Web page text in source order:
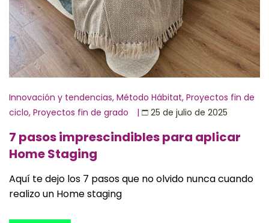
Innovación y tendencias, Método Hábitat, Proyectos fin de
ciclo, Proyectos fin de grado | 25 de julio de 2025
7 pasos imprescindibles para aplicar
Home Staging
Aquí te dejo los 7 pasos que no olvido nunca cuando
realizo un Home staging